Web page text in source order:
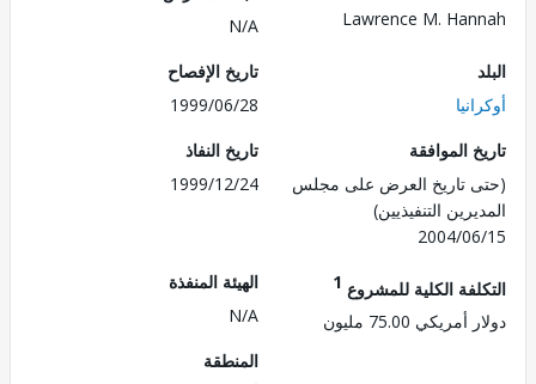
Lawrence M.
تاريخ الإفصاح
1999/06/28
الموافقة
تاريخ العرض على مجلس
التنفيذيين)
2004/
تاريخ النفاذ
1999/12/24
الكلية للمشروع1
75.00 مليون
الهيئة المنفذة